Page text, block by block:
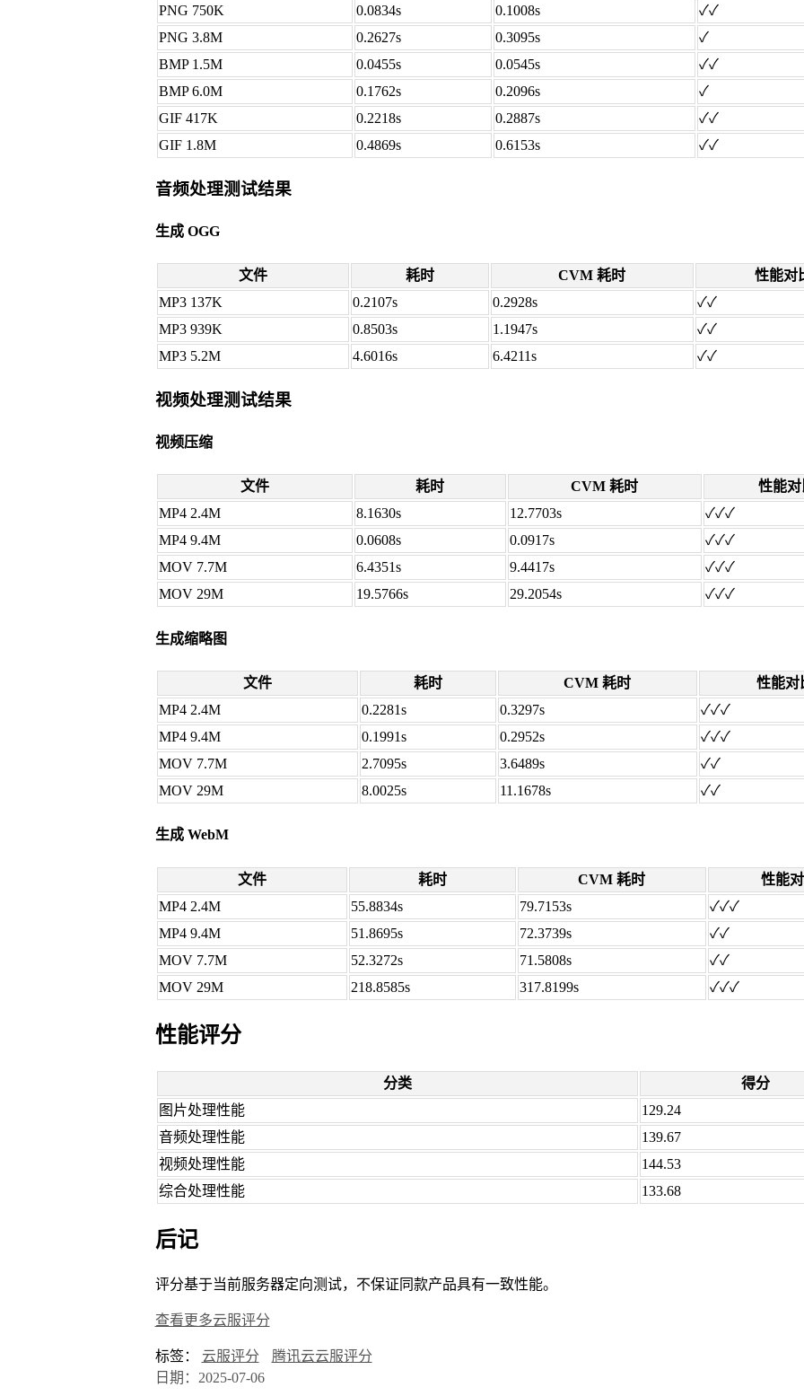
PNG 750K
0.0834s 0.1008s
✓✓
PNG 3.8M
0.2627s 0.3095s
✓
BMP 1.5M
0.0455s 0.0545s
✓✓
BMP 6.0M
0.1762s 0.2096s
✓
GIF 417K
0.2218s 0.2887s
✓✓
GIF 1.8M
0.4869s 0.6153s ✓✓
音频处理测试结果
生成 OGG
文件 耗时 CVM 耗时
性能对
MP3 137K
0.2107s 0.2928s
✓✓
MP3 939K
0.8503s 1.1947s
✓✓
MP3 5.2M
4.6016s 6.4211s ✓✓
视频处理测试结果
视频压缩
文件 耗时 CVM 耗时
性能对
MP4 2.4M
8.1630s 12.7703s
✓✓✓
MP4 9.4M
0.0608s 0.0917s
✓✓✓
MOV 7.7M
6.4351s 9.4417s
✓✓✓
MOV 29M
19.5766s 29.2054s ✓✓✓
生成缩略图
文件 耗时 CVM 耗时
性能对
MP4 2.4M
0.2281s 0.3297s
✓✓✓
MP4 9.4M
0.1991s 0.2952s
✓✓✓
MOV 7.7M
2.7095s 3.6489s
✓✓
MOV 29M
8.0025s 11.1678s ✓✓
生成 WebM
文件 耗时 CVM 耗时
性能
MP4 2.4M
55.8834s 79.7153s
✓✓✓
MP4 9.4M
51.8695s 72.3739s
✓✓
MOV 7.7M
52.3272s 71.5808s
✓✓
MOV 29M
218.8585s 317.8199s ✓✓✓
性能评分
分类
得分
图片处理性能
129.24
音频处理性能
139.67
视频处理性能
144.53
综合处理性能
133.68
后记
评分基于当前服务器定向测试，不保证同款产品具有一致性能。
查看更多云服评分
标签： 云服评分
腾讯云云服评分
日期：2025-07-06